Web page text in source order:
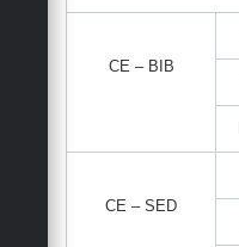
CE – BIB
CE – SED